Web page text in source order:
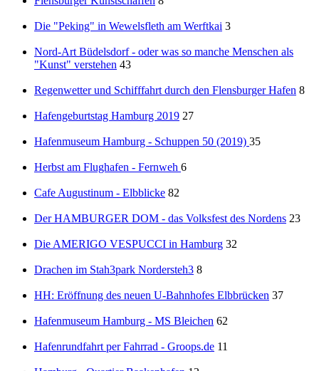
Die "Peking" in Wewelsfleth am Werftkai 3
Nord-Art Büdelsdorf - oder was so manche Menschen als
"Kunst" verstehen 43
Regenwetter und Schifffahrt durch den Flensburger Hafen 8
Hafengeburtstag Hamburg 2019 27
Hafenmuseum Hamburg - Schuppen 50 (2019) 35
Herbst am Flughafen - Fernweh 6
Cafe Augustinum - Elbblicke 82
Der HAMBURGER DOM - das Volksfest des Nordens 23
Die AMERIGO VESPUCCI in Hamburg 32
Drachen im Stah3park Nordersteh3 8
HH: Eröffnung des neuen U-Bahnhofes Elbbrücken 37
Hafenmuseum Hamburg - MS Bleichen 62
Hafenrundfahrt per Fahrrad - Groops.de 11